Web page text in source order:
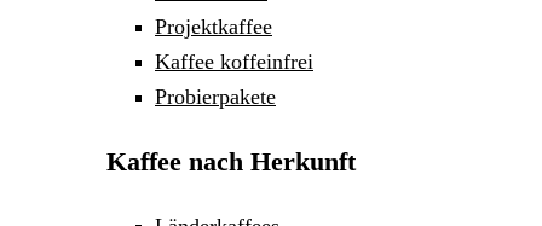
Projektkaffee
Kaffee koffeinfrei
Probierpakete
Kaffee nach Herkunft